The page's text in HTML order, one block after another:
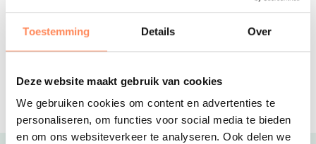
Toestemming Details Over
Deze website maakt gebruik van cookies
We gebruiken cookies om content en advertenties te
personaliseren, om functies voor social media te bieden
en om ons websiteverkeer te analyseren. Ook delen we
APELDOORN- Verblijf na een gezellige
Apeldoorn
Met zwembad, restaurants, bowling en
meer; alles onder 1 dak!